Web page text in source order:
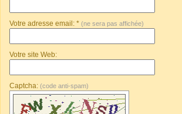
Votre adresse email: * (ne sera pas affichée)
Votre site Web:
Captcha: (code anti-spam)